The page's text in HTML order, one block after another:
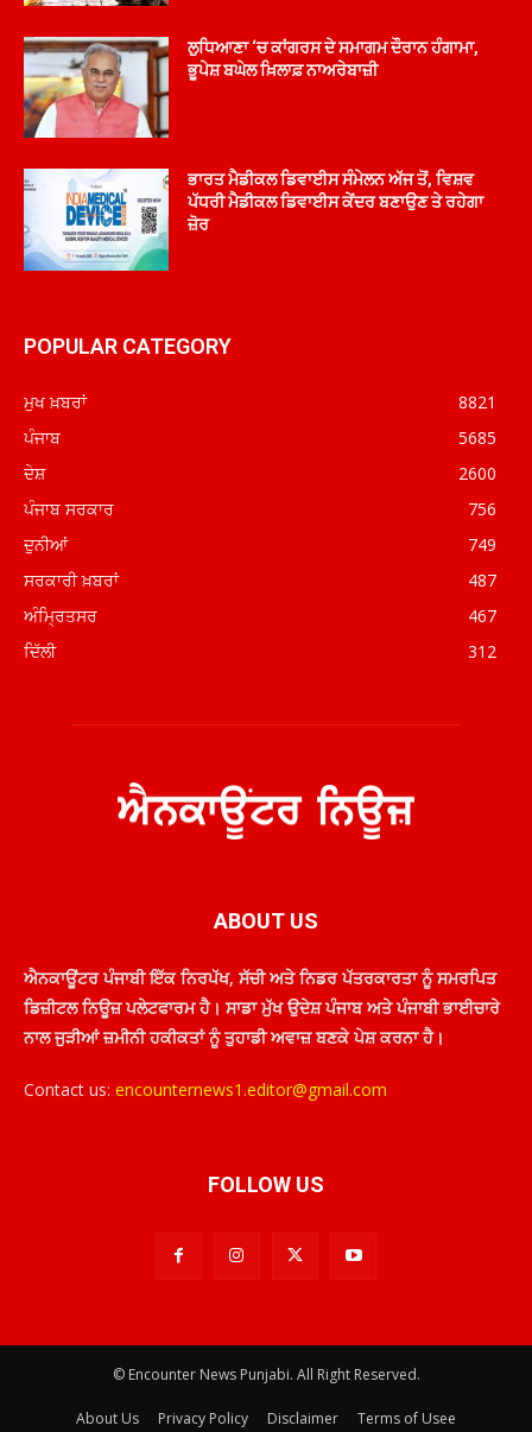
ਲੁਧਿਆਣਾ ‘ਚ ਕਾਂਗਰਸ ਦੇ ਸਮਾਗਮ ਦੌਰਾਨ ਹੰਗਾਮਾ,
ਭੂਪੇਸ਼ ਬਘੇਲ ਖ਼ਿਲਾਫ਼ ਨਾਅਰੇਬਾਜ਼ੀ
ਭਾਰਤ ਮੈਡੀਕਲ ਡਿਵਾਈਸ ਸੰਮੇਲਨ ਅੱਜ ਤੋਂ, ਵਿਸ਼ਵ
ਪੱਧਰੀ ਮੈਡੀਕਲ ਡਿਵਾਈਸ ਕੇਂਦਰ ਬਣਾਉਣ ਤੇ ਰਹੇਗਾ
ਜ਼ੋਰ
POPULAR CATEGORY
ਮੁਖ ਖ਼ਬਰਾਂ
8821
ਪੰਜਾਬ
5685
ਦੇਸ਼
2600
ਪੰਜਾਬ ਸਰਕਾਰ
756
ਦੁਨੀਆਂ
749
ਸਰਕਾਰੀ ਖ਼ਬਰਾਂ
487
ਅੰਮ੍ਰਿਤਸਰ
467
ਦਿੱਲੀ
312
ABOUT US
ਐਨਕਾਊਂਟਰ ਪੰਜਾਬੀ ਇੱਕ ਨਿਰਪੱਖ, ਸੱਚੀ ਅਤੇ ਨਿਡਰ ਪੱਤਰਕਾਰਤਾ ਨੂੰ ਸਮਰਪਿਤ
ਡਿਜ਼ੀਟਲ ਨਿਊਜ਼ ਪਲੇਟਫਾਰਮ ਹੈ। ਸਾਡਾ ਮੁੱਖ ਉਦੇਸ਼ ਪੰਜਾਬ ਅਤੇ ਪੰਜਾਬੀ ਭਾਈਚਾਰੇ
ਨਾਲ ਜੁੜੀਆਂ ਜ਼ਮੀਨੀ ਹਕੀਕਤਾਂ ਨੂੰ ਤੁਹਾਡੀ ਅਵਾਜ਼ ਬਣਕੇ ਪੇਸ਼ ਕਰਨਾ ਹੈ।
Contact us: encounternews1.editor@gmail.com
FOLLOW US
© Encounter News Punjabi. All Right Reserved.
About Us Privacy Policy Disclaimer Terms of Usee